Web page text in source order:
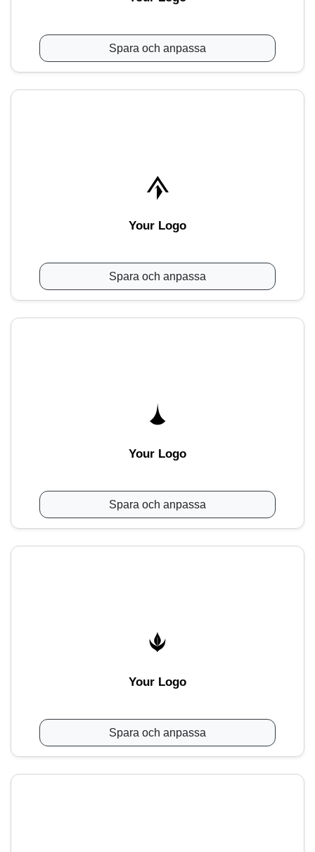
Spara och anpassa
Your Logo
Spara och anpassa
Your Logo
Spara och anpassa
Your Logo
Spara och anpassa